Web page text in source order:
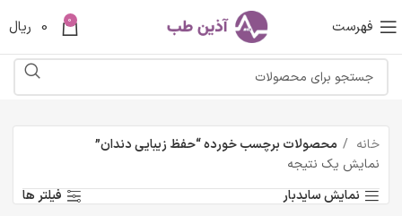
فهرست 0
0 ریال
خانه
محصولات برچسب خورده “حفظ زیبایی دندان”
نمایش یک نتیجه
نمایش سایدبار
فیلتر ها